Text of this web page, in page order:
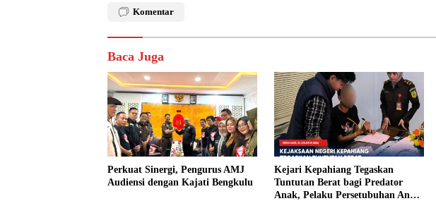
Komentar
Baca Juga
Perkuat Sinergi, Pengurus AMJ
Audiensi dengan Kajati Bengkulu
Kejari Kepahiang Tegaskan
Tuntutan Berat bagi Predator
Anak, Pelaku Persetubuhan Anak